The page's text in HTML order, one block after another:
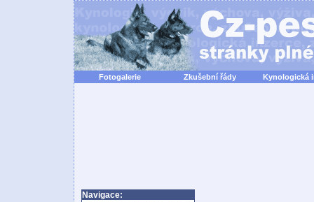
Fotogalerie Zkušební řády Kynologická
Navigace: